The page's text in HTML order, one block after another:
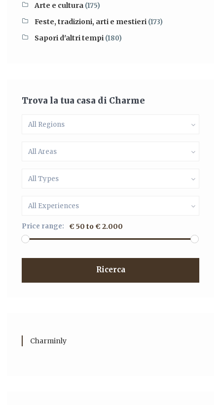
Arte e cultura (175)
Feste, tradizioni, arti e mestieri (173)
Sapori d'altri tempi (180)
Trova la tua casa di Charme
All Regions
All Areas
All Types
All Experiences
Price range: € 50 to € 2.000
Ricerca
Charminly